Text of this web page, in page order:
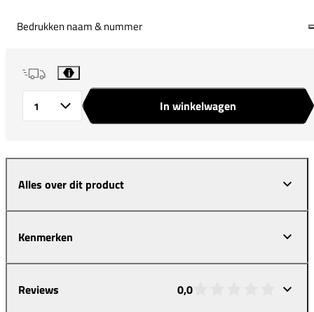
Bedrukken naam & nummer
i
In winkelwagen
Alles over dit product
Kenmerken
Reviews 0,0